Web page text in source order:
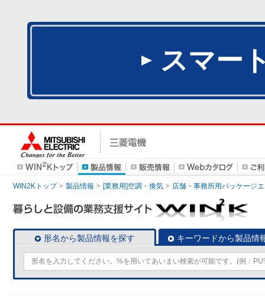
スマー
WIN2Kトップ 製品情報 [業務用]空調・換気 店舗・事務所用パッケージ
形名から製品情報を探す キーワードから製品情